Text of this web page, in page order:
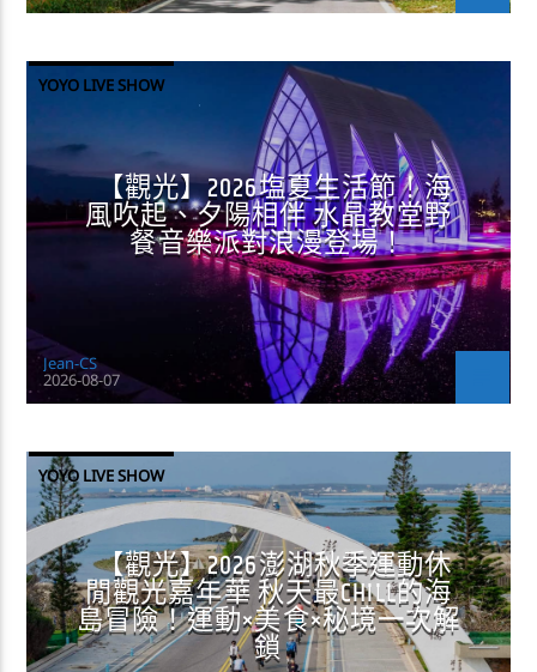
YOYO LIVE SHOW
【觀光】2026塩夏生活節！海
風吹起、夕陽相伴 水晶教堂野
餐音樂派對浪漫登場！
Jean-CS
2026-08-07
YOYO LIVE SHOW
【觀光】2026澎湖秋季運動休
閒觀光嘉年華 秋天最CHILL的海
島冒險！運動×美食×秘境一次解
鎖